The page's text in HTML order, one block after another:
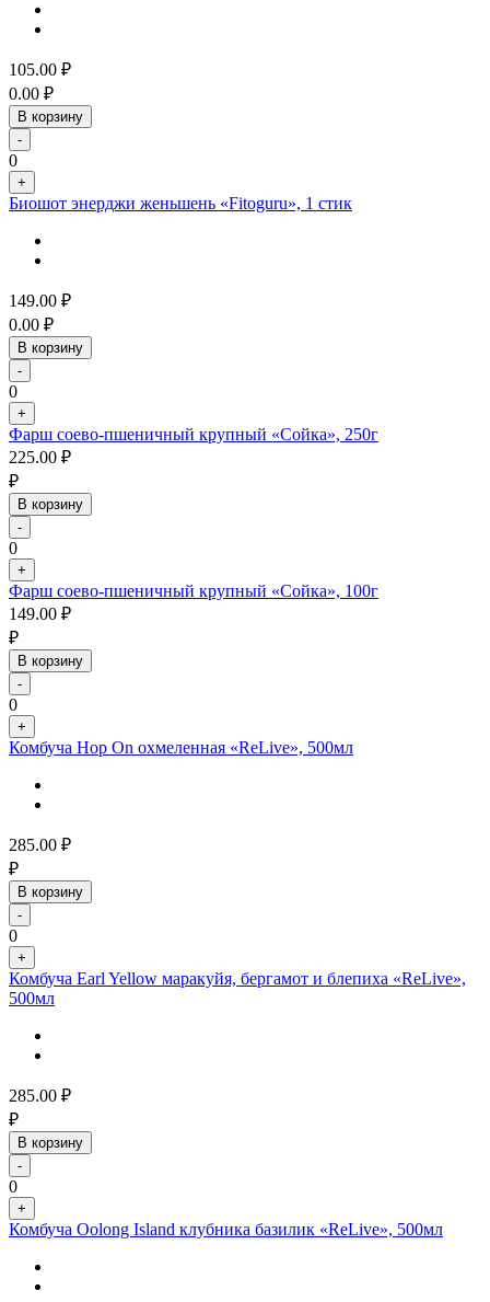
105.00 ₽
0.00 ₽
В корзину
-
0
+
Биошот энерджи женьшень «Fitoguru», 1 стик
149.00 ₽
0.00 ₽
В корзину
-
0
+
Фарш соево-пшеничный крупный «Сойка», 250г
225.00 ₽
₽
В корзину
-
0
+
Фарш соево-пшеничный крупный «Сойка», 100г
149.00 ₽
₽
В корзину
-
0
+
Комбуча Hop On охмеленная «ReLive», 500мл
285.00 ₽
₽
В корзину
-
0
+
Комбуча Earl Yellow маракуйя, бергамот и блепиха «ReLive»,
500мл
285.00 ₽
₽
В корзину
-
0
+
Комбуча Oolong Island клубника базилик «ReLive», 500мл